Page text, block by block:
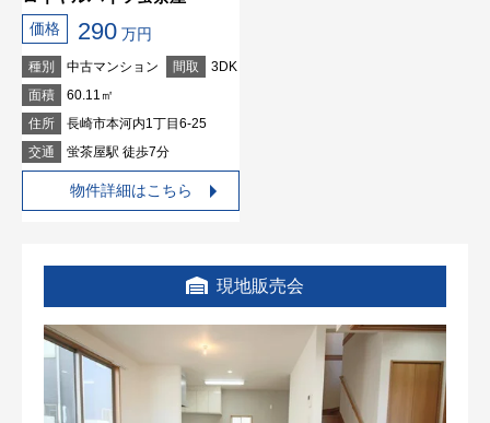
現地販売会
価格 290 万円
種別 中古マンション 間取
3DK
面積
60.11㎡
住所
長崎市本河内1丁目6-25
交通
蛍茶屋駅 徒歩7分
物件詳細はこちら